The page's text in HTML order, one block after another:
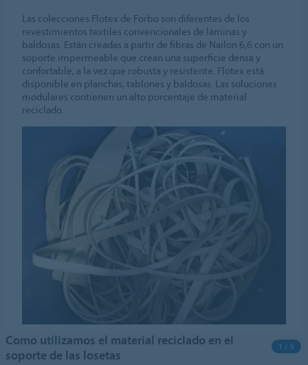
Las colecciones Flotex de Forbo son diferentes de los
revestimientos textiles convencionales de láminas y
baldosas. Están creadas a partir de fibras de Nailon 6,6 con un
soporte impermeable que crean una superficie densa y
confortable, a la vez que robusta y resistente. Flotex está
disponible en planchas, tablones y baldosas. Las soluciones
modulares contienen un alto porcentaje de material
reciclado.
Como utilizamos el material reciclado en el
soporte de las losetas
1 / 5